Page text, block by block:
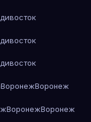
ВоронежВоронеж
ВоронежВоронеж